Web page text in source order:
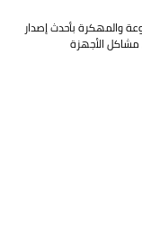
والمهكرة بأحدث إصدار
مشاكل الأجهزة